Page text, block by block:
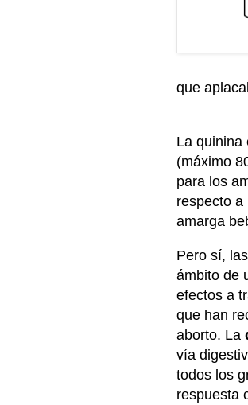
que
La quinina
(máximo
para los
respecto
amarga
Pero sí,
ámbito de
efectos a
que han
aborto. La
vía
todos los
respuesta